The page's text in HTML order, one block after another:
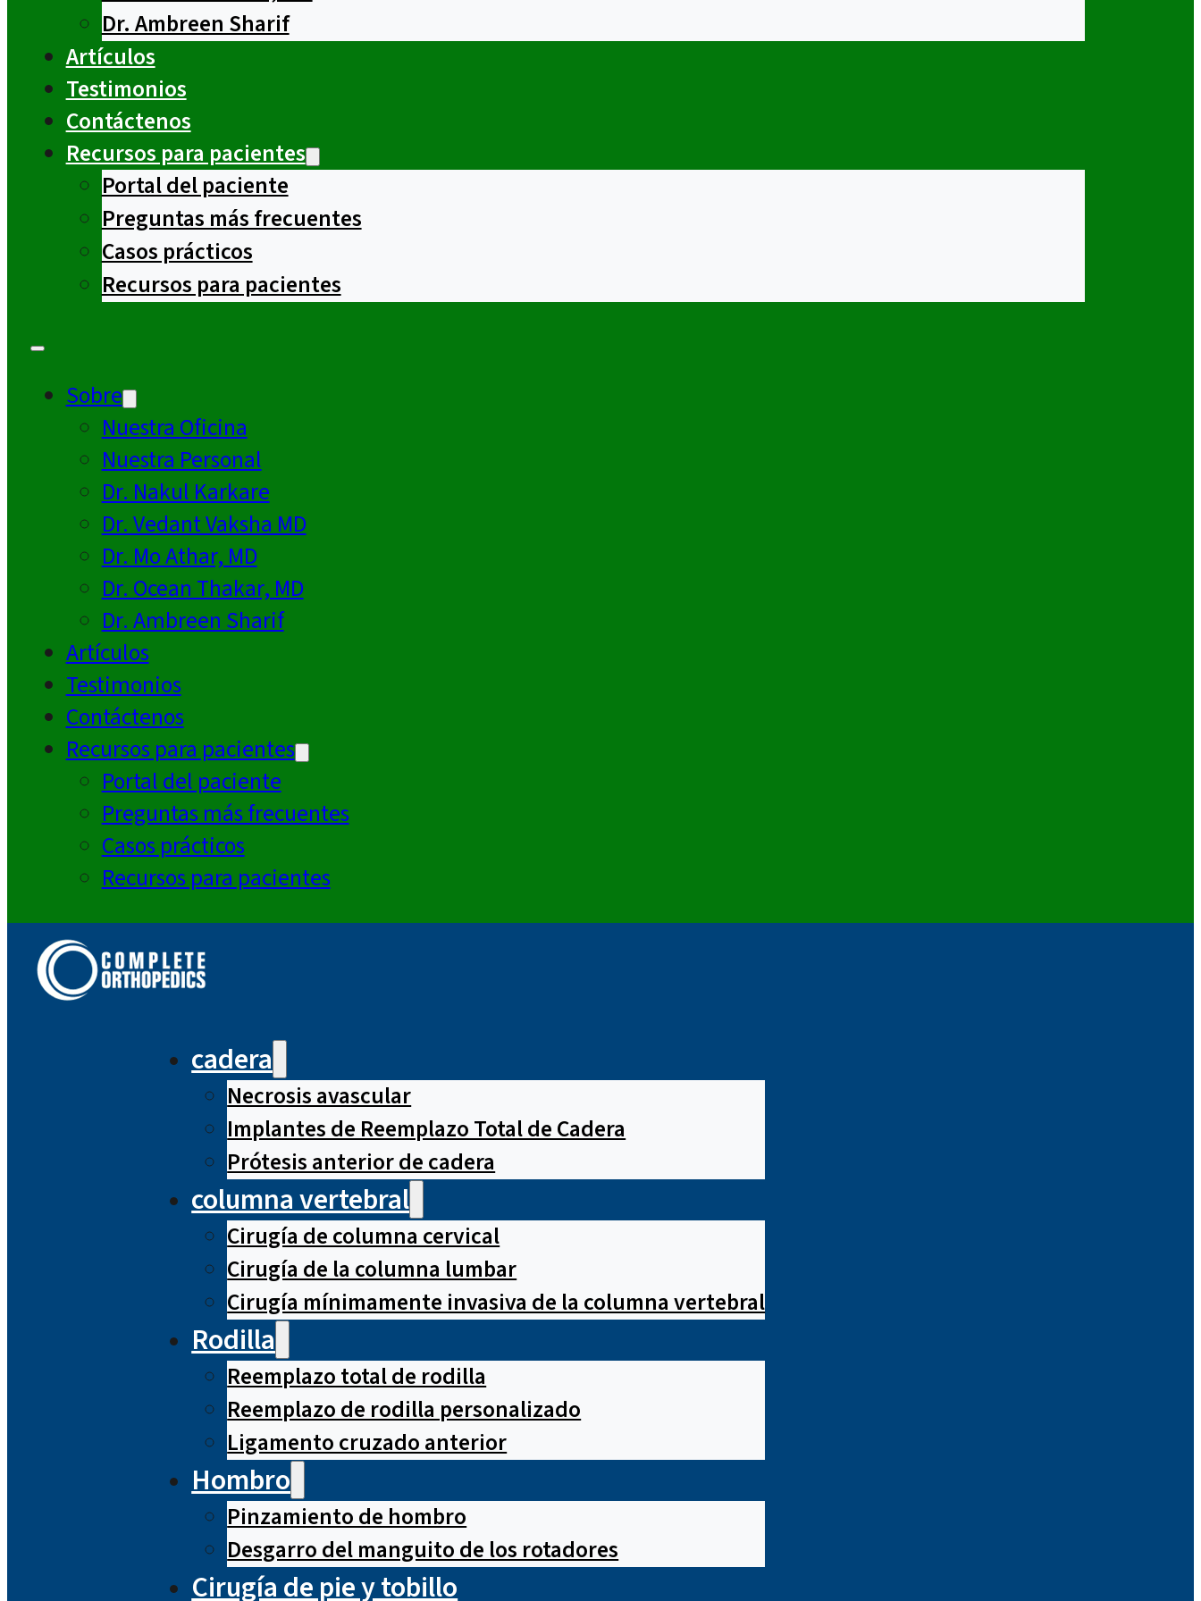
Dr. Ambreen Sharif
Artículos
Testimonios
Contáctenos
Recursos para pacientes
Portal del paciente
Preguntas más frecuentes
Casos prácticos
Recursos para pacientes
Sobre
Nuestra Oficina
Nuestra Personal
Dr. Nakul Karkare
Dr. Vedant Vaksha MD
Dr. Mo Athar, MD
Dr. Ocean Thakar, MD
Dr. Ambreen Sharif
Artículos
Testimonios
Contáctenos
Recursos para pacientes
Portal del paciente
Preguntas más frecuentes
Casos prácticos
Recursos para pacientes
cadera
Necrosis avascular
Implantes de Reemplazo Total de Cadera
Prótesis anterior de cadera
columna vertebral
Cirugía de columna cervical
Cirugía de la columna lumbar
Cirugía mínimamente invasiva de la columna vertebral
Rodilla
Reemplazo total de rodilla
Reemplazo de rodilla personalizado
Ligamento cruzado anterior
Hombro
Pinzamiento de hombro
Desgarro del manguito de los rotadores
Cirugía de pie y tobillo